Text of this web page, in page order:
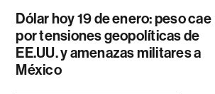
Dólar hoy 19 de enero: peso cae
por tensiones geopolíticas de
EE.UU. y amenazas militares a
México